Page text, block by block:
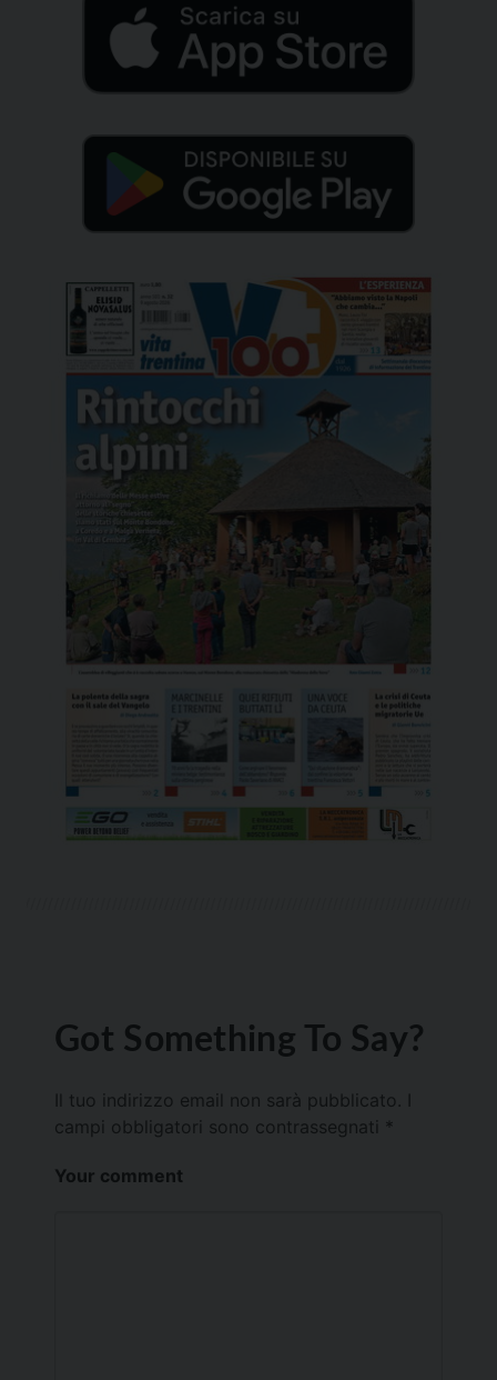
Got Something To Say?
Il tuo indirizzo email non sarà pubblicato.
campi obbligatori sono contrassegnati *
Your comment